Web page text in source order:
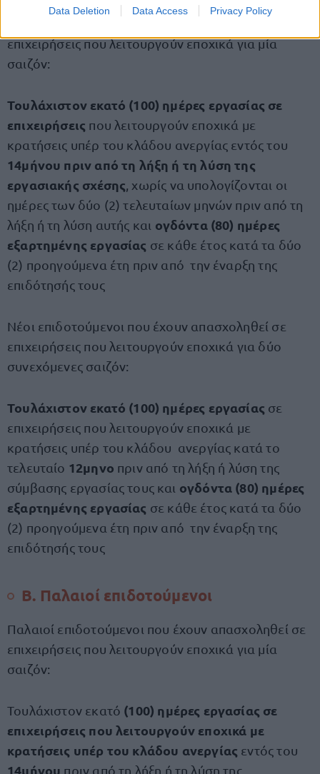
Data Deletion Data Access Privacy Policy
επιχειρήσεις που λειτουργούν εποχικά για μία
σαιζόν:
Τουλάχιστον εκατό (100) ημέρες εργασίας σε
επιχειρήσεις που λειτουργούν εποχικά με
κρατήσεις υπέρ του κλάδου ανεργίας εντός του
14μήνου πριν από τη λήξη ή τη λύση της
εργασιακής σχέσης , χωρίς να υπολογίζονται οι
ημέρες των δύο (2) τελευταίων μηνών πριν από τη
λήξη ή τη λύση αυτής και ογδόντα (80) ημέρες
εξαρτημένης εργασίας σε κάθε έτος κατά τα δύο
(2) προηγούμενα έτη πριν από την έναρξη της
επιδότησής τους
Νέοι επιδοτούμενοι που έχουν απασχοληθεί σε
επιχειρήσεις που λειτουργούν εποχικά για δύο
συνεχόμενες σαιζόν:
Τουλάχιστον εκατό (100) ημέρες εργασίας σε
επιχειρήσεις που λειτουργούν εποχικά με
κρατήσεις υπέρ του κλάδου ανεργίας κατά το
τελευταίο 12μηνο πριν από τη λήξη ή λύση της
σύμβασης εργασίας τους και ογδόντα (80) ημέρες
εξαρτημένης εργασίας σε κάθε έτος κατά τα δύο
(2) προηγούμενα έτη πριν από την έναρξη της
επιδότησής τους
Β. Παλαιοί επιδοτούμενοι
Παλαιοί επιδοτούμενοι που έχουν απασχοληθεί σε
επιχειρήσεις που λειτουργούν εποχικά για μία
σαιζόν:
Τουλάχιστον εκατό (100) ημέρες εργασίας σε
επιχειρήσεις που λειτουργούν εποχικά με
κρατήσεις υπέρ του κλάδου ανεργίας εντός του
14μήνου πριν από τη λήξη ή τη λύση της